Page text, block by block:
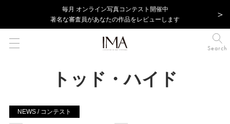
毎⽉ オンライン写真コンテスト開催中
著名な審査員があなたの作品をレビューします
Search
トッド・ハイド
NEWS / コンテスト